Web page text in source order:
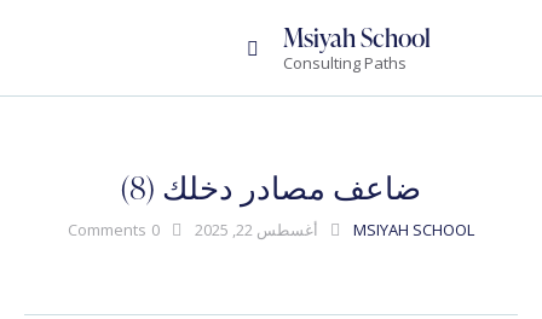
Msiyah School
Consulting Paths
ضاعف مصادر دخلك (8)
MSIYAH SCHOOL أغسطس 22, 2025 0
Comments